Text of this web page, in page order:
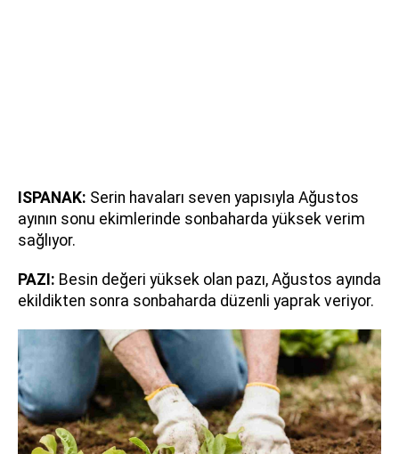
ISPANAK: Serin havaları seven yapısıyla Ağustos
ayının sonu ekimlerinde sonbaharda yüksek verim
sağlıyor.
PAZI: Besin değeri yüksek olan pazı, Ağustos ayında
ekildikten sonra sonbaharda düzenli yaprak veriyor.